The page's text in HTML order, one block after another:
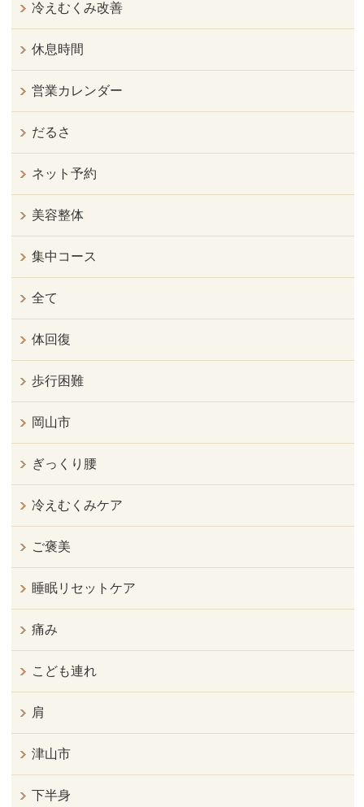
冷えむくみ改善
休息時間
営業カレンダー
だるさ
ネット予約
美容整体
集中コース
全て
体回復
歩行困難
岡山市
ぎっくり腰
冷えむくみケア
ご褒美
睡眠リセットケア
痛み
こども連れ
肩
津山市
下半身